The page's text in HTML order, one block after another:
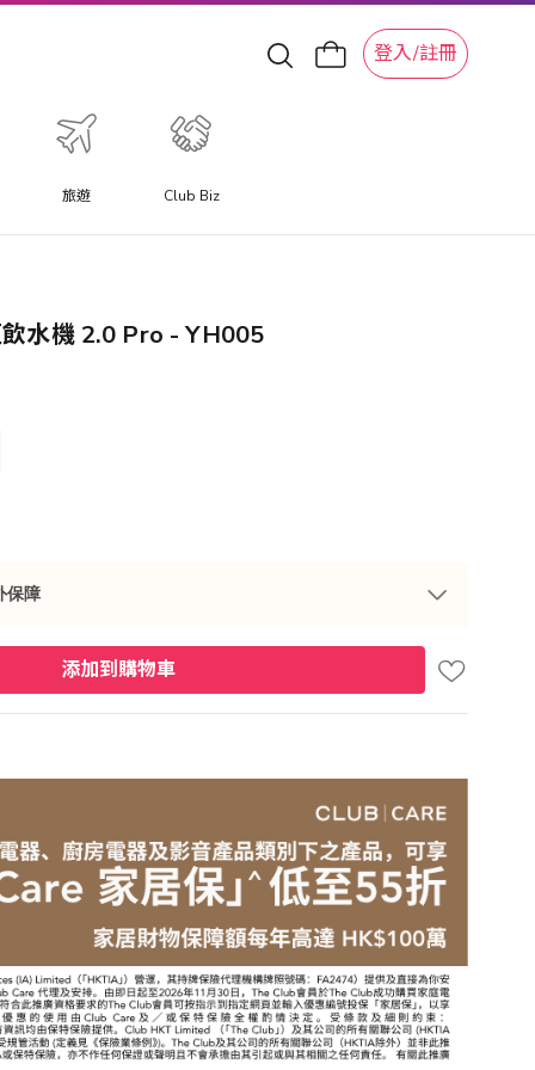
登入/註冊
旅遊 Club Biz
水機 2.0 Pro - YH005
保障
添加到購物車